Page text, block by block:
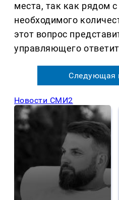
места, так как рядом
необходимого
этот вопрос
управляющего
Следующая
Новости СМИ2